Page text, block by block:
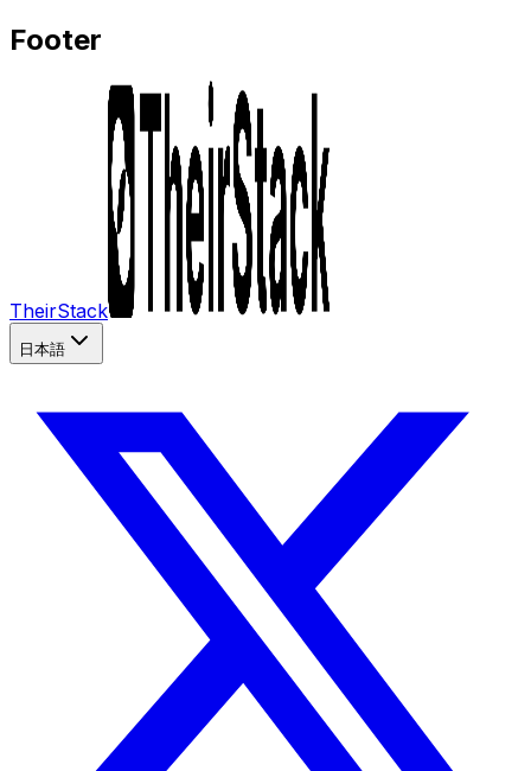
Footer
TheirStack
日本語